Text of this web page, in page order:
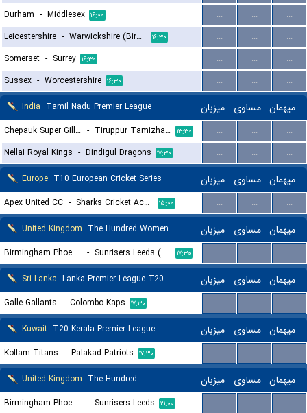
Durham - Middlesex ۱۶:۰۰ ... ...
...
Leicestershire - Warwickshire (Birmingham) Bears ۱۶:۳۰ ... ...
...
Somerset - Surrey ۱۶:۳۰ ... ...
...
Sussex - Worcestershire ۱۶:۳۰ ... ...
...
India Tamil Nadu Premier League میزبان مساوی میهمان
Chepauk Super Gillies - Tiruppur Tamizhans ۱۳:۳۰ ... ...
...
Nellai Royal Kings - Dindigul Dragons ۱۷:۳۰ ... ...
...
Europe T10 European Cricket Series میزبان مساوی میهمان
Apex United CC - Sharks Cricket Academy ۱۵:۰۰ ... ...
...
United Kingdom The Hundred Women میزبان مساوی میهمان
Birmingham Phoenix (W) - Sunrisers Leeds (W) ۱۷:۳۰ ... ...
...
Sri Lanka Lanka Premier League T20 میزبان مساوی میهمان
Galle Gallants - Colombo Kaps ۱۷:۳۰ ... ...
...
Kuwait T20 Kerala Premier League میزبان مساوی میهمان
Kollam Titans - Palakad Patriots ۱۷:۳۰ ... ...
...
United Kingdom The Hundred میزبان مساوی میهمان
Birmingham Phoenix - Sunrisers Leeds ۲۱:۰۰ ... ... ...